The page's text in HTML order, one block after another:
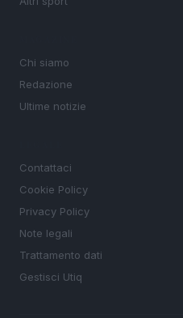
Chi siamo
Redazione
Ultime notizie
Contattaci
Cookie Policy
Privacy Policy
Note legali
Trattamento dati
Gestisci Utiq